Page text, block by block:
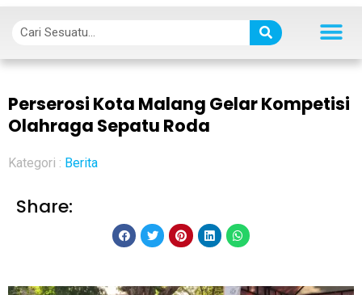
Perserosi Kota Malang Gelar Kompetisi
Olahraga Sepatu Roda
Kategori : Berita
Share: